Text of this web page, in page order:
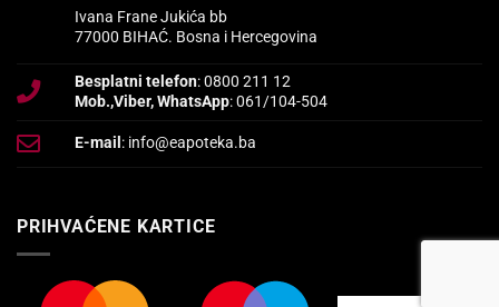
Ivana Frane Jukića bb
77000 BIHAĆ. Bosna i Hercegovina
Besplatni telefon: 0800 211 12
Mob.,Viber, WhatsApp: 061/104-504
E-mail : info@eapoteka.ba
PRIHVAĆENE KARTICE